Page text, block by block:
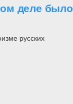
деле было
русских